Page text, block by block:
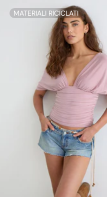
MATERIALI RICICLATI